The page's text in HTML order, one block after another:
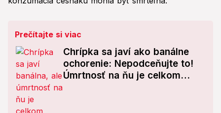
Prečítajte si viac
Chrípka sa javí ako banálne
ochorenie: Nepodceňujte to!
Úmrtnosť na ňu je celkom